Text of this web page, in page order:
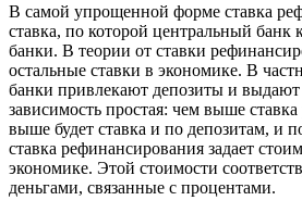
В самой упрощенной форме ставка
ставка, по которой центральный банк
банки. В теории от ставки
остальные ставки в экономике. В
банки привлекают депозиты и
зависимость простая: чем выше
выше будет ставка и по депозитам, и
ставка рефинансирования задает
экономике. Этой стоимости
деньгами, связанные с процентами.